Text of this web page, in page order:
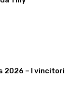
2026 – I vincitori